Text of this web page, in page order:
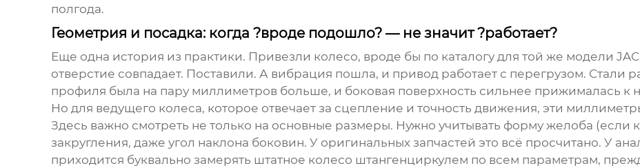
полгода.
Геометрия и посадка: когда ?вроде подошло? — не значит ?работает?
Еще одна история из практики. Привезли колесо, вроде бы по каталогу для той же модели
отверстие совпадает. Поставили. А вибрация пошла, и привод работает с перегрузом. Стали
профиля была на пару миллиметров больше, и боковая поверхность сильнее прижималась к
Но для ведущего колеса, которое отвечает за сцепление и точность движения, эти
Здесь важно смотреть не только на основные размеры. Нужно учитывать форму желоба (если
закругления, даже угол наклона боковин. У оригинальных запчастей это всё просчитано. У
приходится буквально замерять штатное колесо штангенциркулем по всем параметрам,